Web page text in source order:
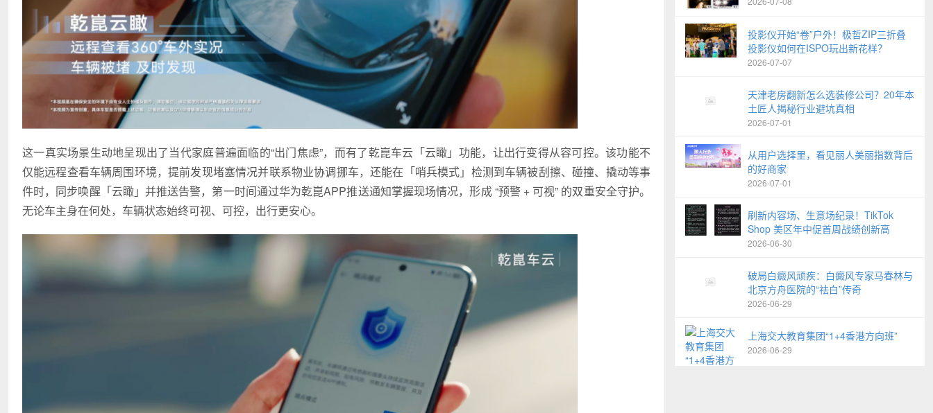
这一真实场景生动地呈现出了当代家庭普遍面临的“出门焦虑”，而有了乾崑车云「云瞰」功能，让出行变得从容可控。该功能不
仅能远程查看车辆周围环境，提前发现堵塞情况并联系物业协调挪车，还能在「哨兵模式」检测到车辆被刮擦、碰撞、撬动等事
件时，同步唤醒「云瞰」并推送告警，第一时间通过华为乾崑APP推送通知掌握现场情况，形成 “预警 + 可视” 的双重安全守护。
无论车主身在何处，车辆状态始终可视、可控，出行更安心。
投影仪开始“卷”户外！极哲ZIP三折叠
投影仪如何在ISPO玩出新花样？
2026-07-07
天津老房翻新怎么选装修公司？20年本
土匠人揭秘行业避坑真相
2026-07-01
从用户选择里，看见丽人美丽指数背后
的好商家
2026-07-01
刷新内容场、生意场纪录！TikTok
Shop 美区年中促首周战绩创新高
2026-06-30
破局白癜风顽疾：白癜风专家马春林与
北京方舟医院的“祛白”传奇
2026-06-29
上海交大教育集团“1+4香港方向班”
2026-06-29